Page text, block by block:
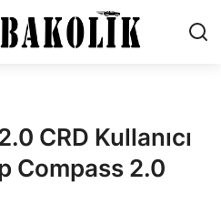
CRD Kullanıcı
Compass 2.0